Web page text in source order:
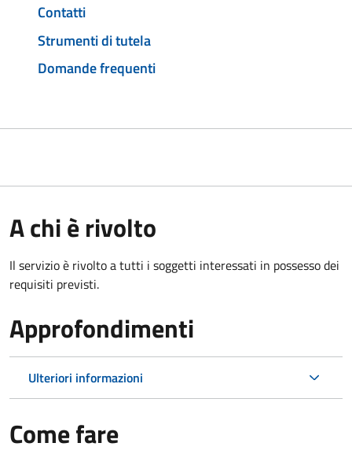
Contatti
Strumenti di tutela
Domande frequenti
A chi è rivolto
Il servizio è rivolto a tutti i soggetti interessati in possesso dei
requisiti previsti.
Approfondimenti
Ulteriori informazioni
Come fare